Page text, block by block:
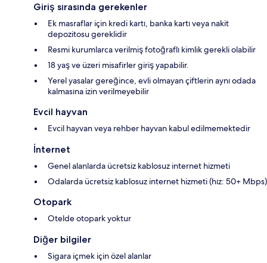
Giriş sırasında gerekenler
Ek masraflar için kredi kartı, banka kartı veya nakit
depozitosu gereklidir
Resmi kurumlarca verilmiş fotoğraflı kimlik gerekli olabilir
18 yaş ve üzeri misafirler giriş yapabilir.
Yerel yasalar gereğince, evli olmayan çiftlerin aynı odada
kalmasına izin verilmeyebilir
Evcil hayvan
Evcil hayvan veya rehber hayvan kabul edilmemektedir
İnternet
Genel alanlarda ücretsiz kablosuz internet hizmeti
Odalarda ücretsiz kablosuz internet hizmeti (hız: 50+ Mbps)
Otopark
Otelde otopark yoktur
Diğer bilgiler
Sigara içmek için özel alanlar